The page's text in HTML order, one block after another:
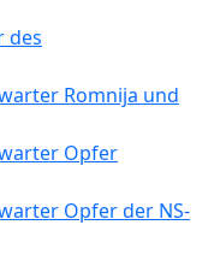
des
Romnija und
Opfer
Opfer der NS-